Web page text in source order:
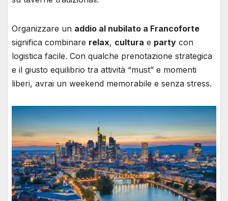
Organizzare un addio al nubilato a Francoforte
significa combinare relax, cultura e party con
logistica facile. Con qualche prenotazione strategica
e il giusto equilibrio tra attività “must” e momenti
liberi, avrai un weekend memorabile e senza stress.